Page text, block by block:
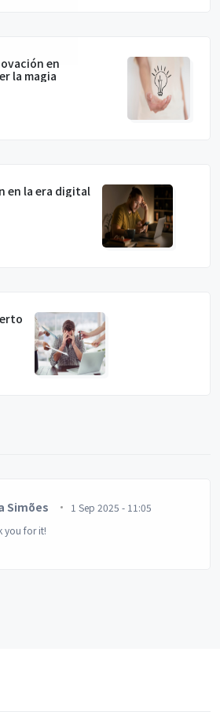
en
la magia
en la era digital
Simões
1 Sep 2025 - 11:05
you for it!